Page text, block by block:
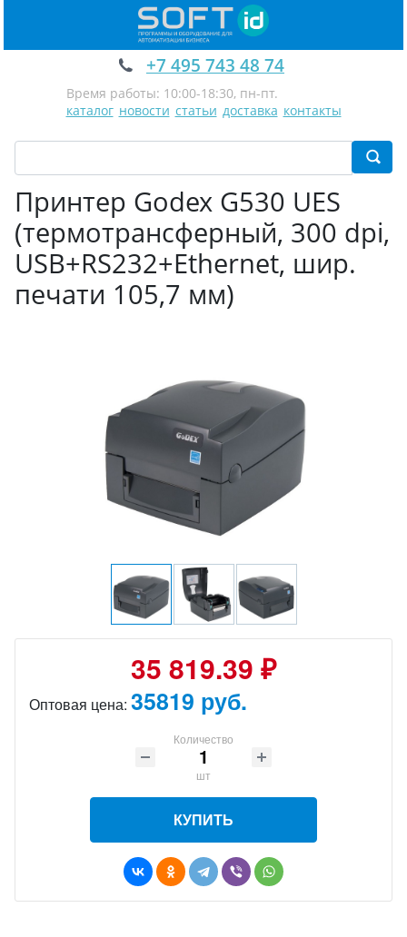
+7 495 743 48 74
Время работы: 10:00-18:30, пн-пт.
каталог новости статьи доставка контакты
Принтер Godex G530 UES
(термотрансферный, 300 dpi,
USB+RS232+Ethernet, шир.
печати 105,7 мм)
35 819.39 ₽
Оптовая цена: 35819 руб.
Количество
шт
КУПИТЬ